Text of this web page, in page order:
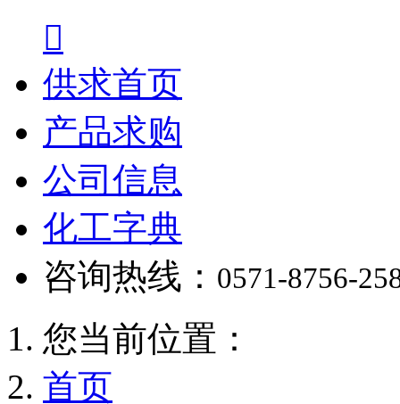

供求首页
产品求购
公司信息
化工字典
咨询热线： 0571-8756-
您当前位置：
首页